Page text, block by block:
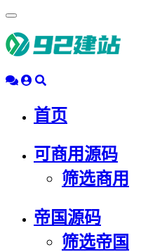
动
导
首页
可商用源码
筛选商用
帝国源码
筛选帝国